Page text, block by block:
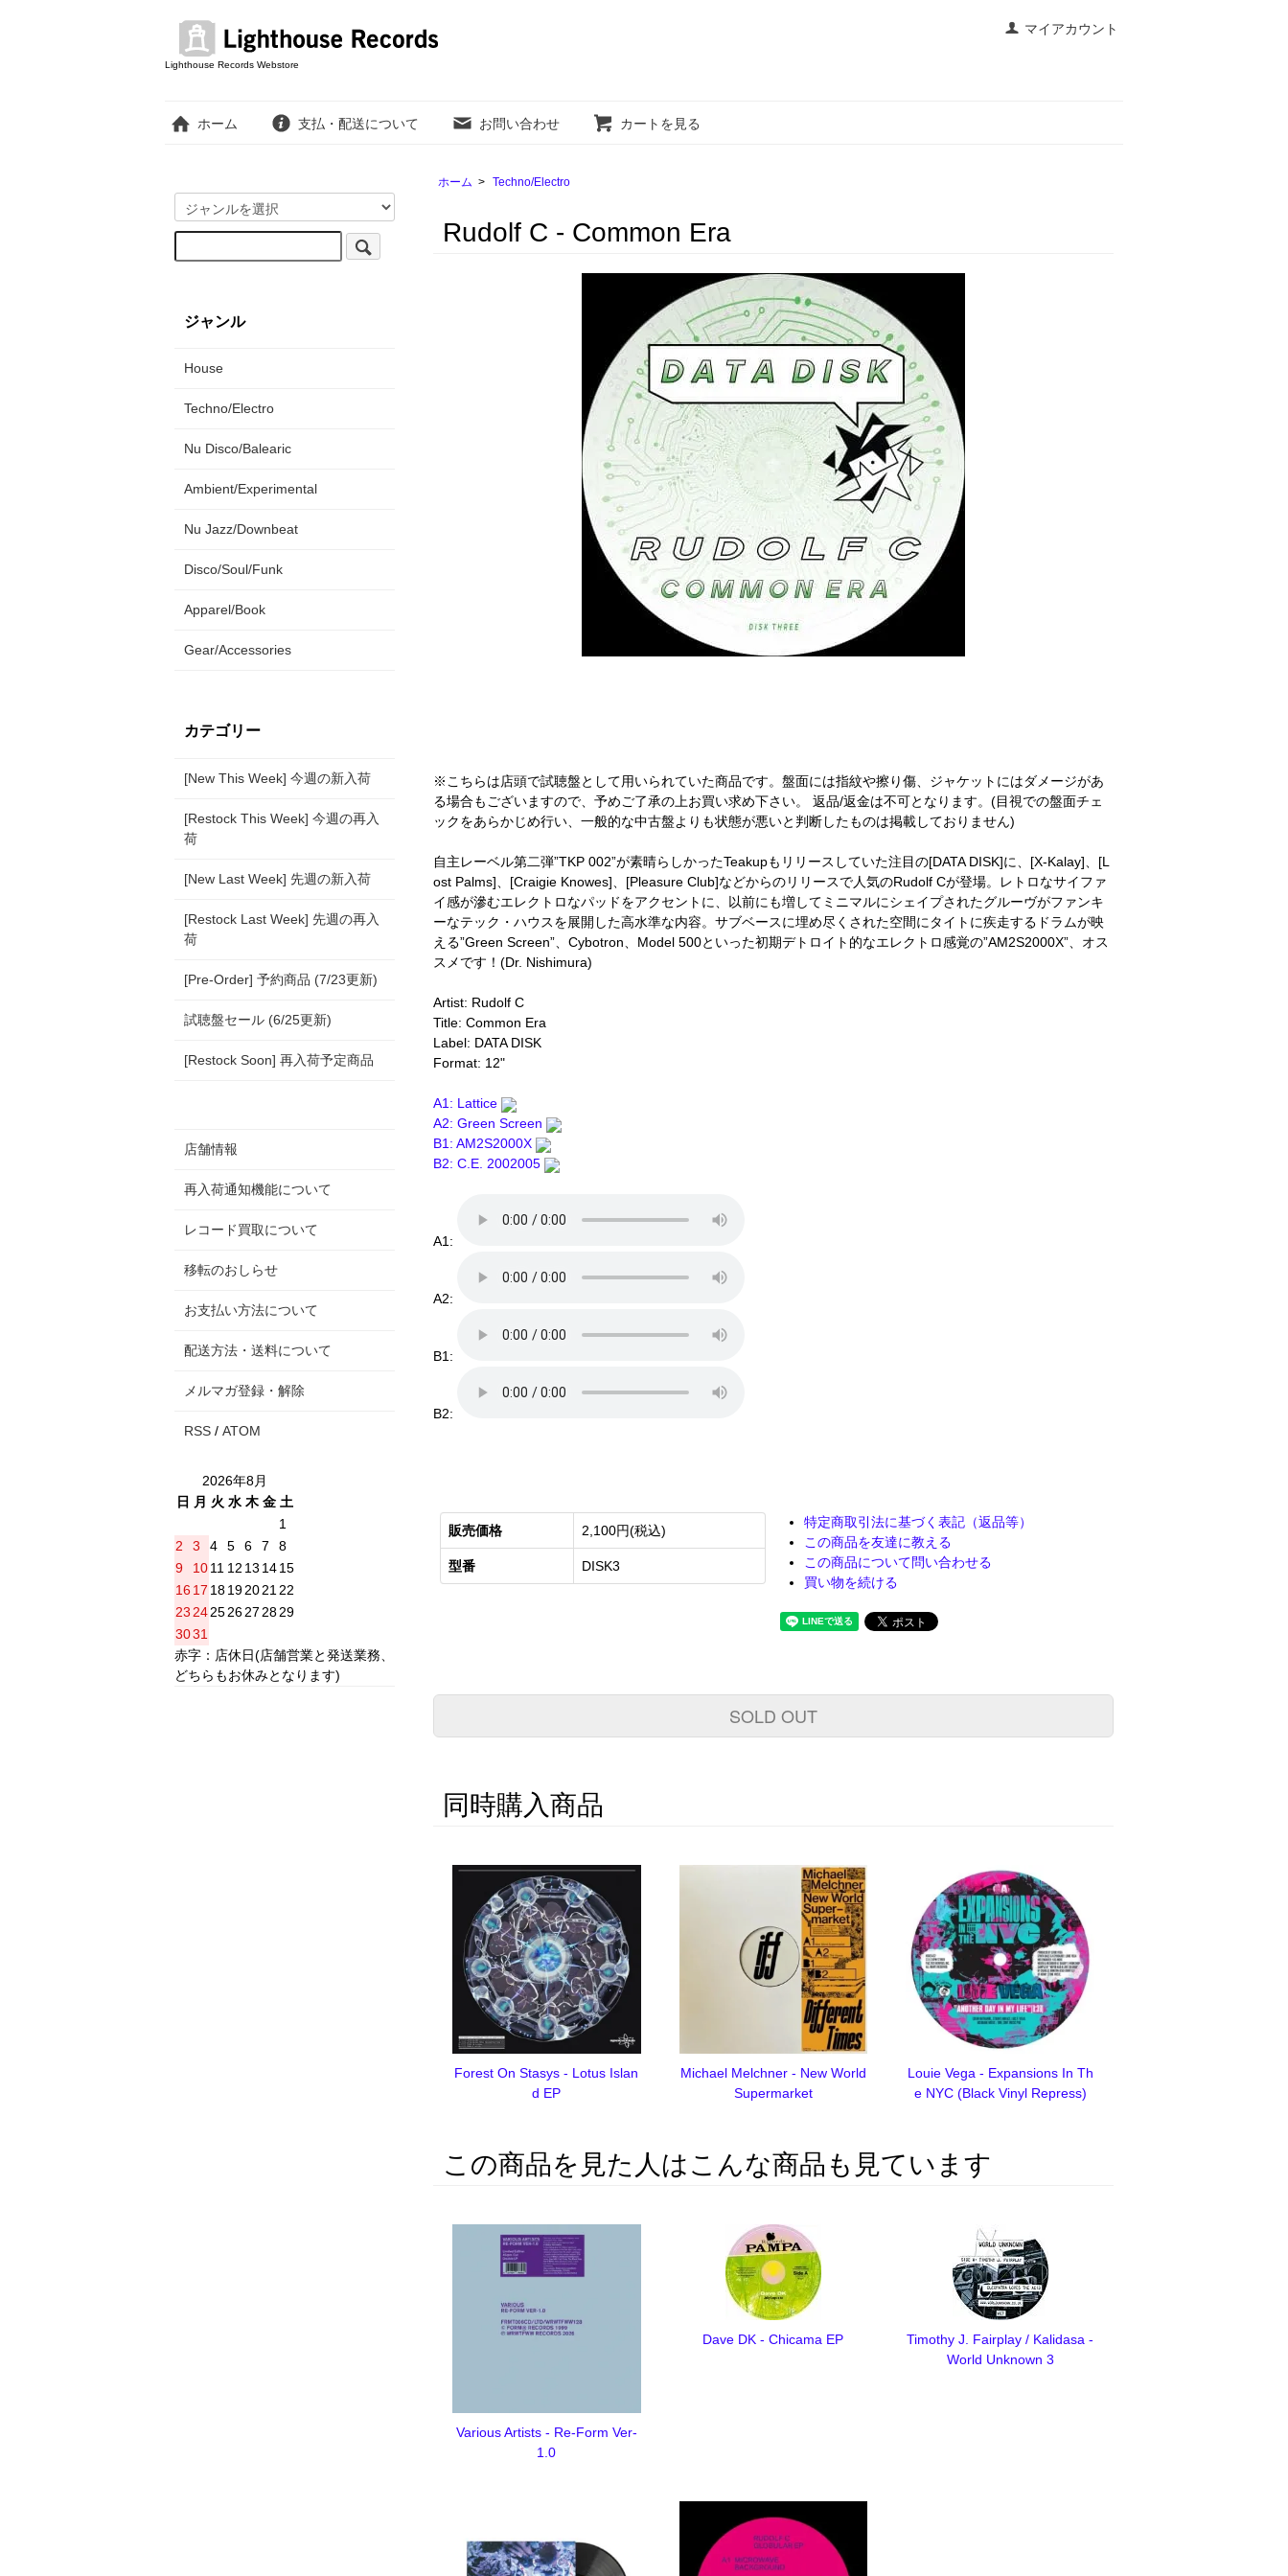
マイアカウント
Lighthouse Records Webstore
ホーム 支払・配送について お問い合わせ カートを見る
ホーム > Techno/Electro
Rudolf C - Common Era
※こちらは店頭で試聴盤として用いられていた商品です。盤面には指紋や擦り傷、ジャケットにはダメージがあ
る場合もございますので、予めご了承の上お買い求め下さい。 返品/返金は不可となります。(目視での盤面チェ
ックをあらかじめ行い、一般的な中古盤よりも状態が悪いと判断したものは掲載しておりません)
自主レーベル第二弾”TKP 002”が素晴らしかったTeakupもリリースしていた注目の[DATA DISK]に、[X-Kalay]、[L
ost Palms]、[Craigie Knowes]、[Pleasure Club]などからのリリースで人気のRudolf Cが登場。レトロなサイファ
イ感が滲むエレクトロなパッドをアクセントに、以前にも増してミニマルにシェイプされたグルーヴがファンキ
ーなテック・ハウスを展開した高水準な内容。サブベースに埋め尽くされた空間にタイトに疾走するドラムが映
える”Green Screen”、Cybotron、Model 500といった初期デトロイト的なエレクトロ感覚の”AM2S2000X”、オス
スメです！(Dr. Nishimura)
Artist: Rudolf C
Title: Common Era
Label: DATA DISK
Format: 12"
A1: Lattice
A2: Green Screen
B1: AM2S2000X
B2: C.E. 2002005
A1:
A2:
B1:
B2:
販売価格 2,100円(税込)
型番 DISK3
特定商取引法に基づく表記（返品等）
この商品を友達に教える
この商品について問い合わせる
買い物を続ける
SOLD OUT
同時購入商品
Forest On Stasys - Lotus Islan
d EP
Michael Melchner - New World
Supermarket
Louie Vega - Expansions In Th
e NYC (Black Vinyl Repress)
この商品を見た人はこんな商品も見ています
Various Artists - Re-Form Ver-
1.0
Dave DK - Chicama EP
Timothy J. Fairplay / Kalidasa -
World Unknown 3
ジャンル
House
Techno/Electro
Nu Disco/Balearic
Ambient/Experimental
Nu Jazz/Downbeat
Disco/Soul/Funk
Apparel/Book
Gear/Accessories
カテゴリー
[New This Week] 今週の新入荷
[Restock This Week] 今週の再入
荷
[New Last Week] 先週の新入荷
[Restock Last Week] 先週の再入
荷
[Pre-Order] 予約商品 (7/23更新)
試聴盤セール (6/25更新)
[Restock Soon] 再入荷予定商品
店舗情報
再入荷通知機能について
レコード買取について
移転のおしらせ
お支払い方法について
配送方法・送料について
メルマガ登録・解除
RSS / ATOM
2026年8月
日
月 火 水 木 金 土
1
2
3 4 5 6 7
8
9
1011 12 13 1415
16 17 18192021 22
23 24252627 2829
3031
赤字：店休日(店舗営業と発送業務、
どちらもお休みとなります)